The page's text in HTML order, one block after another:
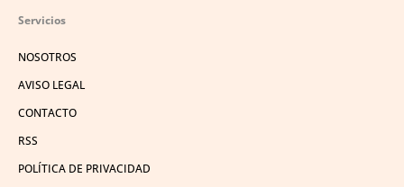
Servicios
NOSOTROS
AVISO LEGAL
CONTACTO
RSS
POLÍTICA DE PRIVACIDAD